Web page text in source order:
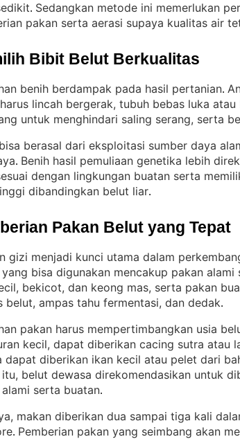
. Sedangkan metode ini memerlukan
pakan serta aerasi supaya kualitas air
Bibit Belut Berkualitas
benih berdampak pada hasil pertanian.
lincah bergerak, tubuh bebas luka
untuk menghindari saling serang, serta
berasal dari eksploitasi sumber daya
. Benih hasil pemuliaan genetika lebih
dengan lingkungan buatan serta
dibandingkan belut liar.
Pakan Belut yang Tepat
gizi menjadi kunci utama dalam
bisa digunakan mencakup pakan
bekicot, dan keong mas, serta pakan
belut, ampas tahu fermentasi, dan dedak.
pakan harus mempertimbangkan usia
kecil, dapat diberikan cacing sutra atau
dapat diberikan ikan kecil atau pelet dari
belut dewasa direkomendasikan untuk
serta buatan.
makan diberikan dua sampai tiga kali
. Pemberian pakan yang seimbang akan